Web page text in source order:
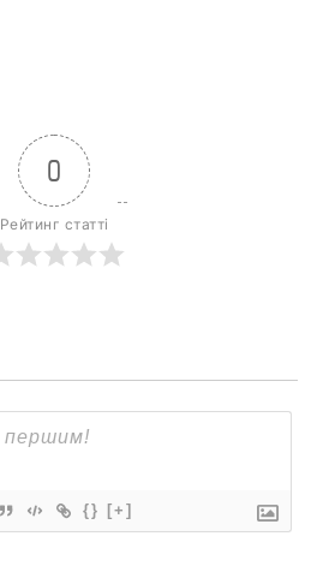
0
Рейтинг статті
{} [+]